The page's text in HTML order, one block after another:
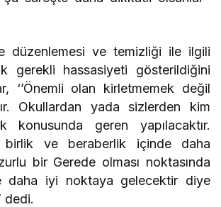
düzenlemesi ve temizliği ile ilgili
gerekli hassasiyeti gösterildiğini
‘’Önemli olan kirletmemek değil
Okullardan yada sizlerden kim
konusunda geren yapılacaktır.
birlik ve beraberlik içinde daha
bir Gerede olması noktasında
daha iyi noktaya gelecektir diye
dedi.